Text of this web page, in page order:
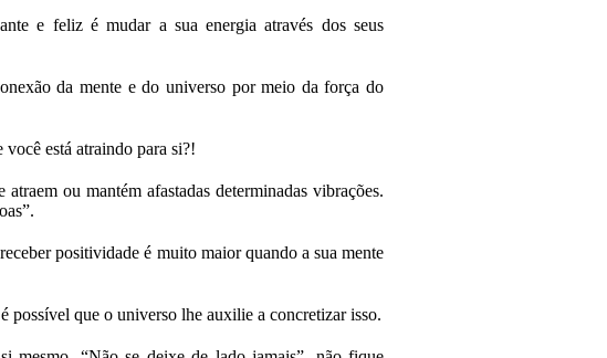
e feliz é mudar a sua energia através dos seus
da mente e do universo por meio da força do
está atraindo para si?!
ou mantém afastadas determinadas vibrações.
positividade é muito maior quando a sua mente
possível que o universo lhe auxilie a concretizar isso.